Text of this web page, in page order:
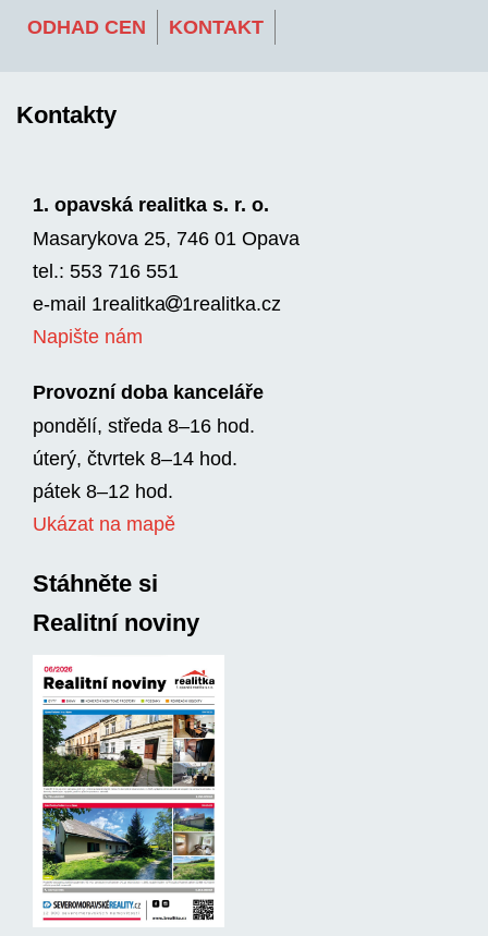
ODHAD CEN KONTAKT
Kontakty
1. opavská realitka s. r. o.
Masarykova 25, 746 01 Opava
tel.: 553 716 551
e-mail 1realitka
1rea­litka.cz
Napište nám
Provozní doba kanceláře
pondělí, středa 8–16 hod.
úterý, čtvrtek 8–14 hod.
pátek 8–12 hod.
Ukázat na mapě
Stáhněte si
Realitní noviny